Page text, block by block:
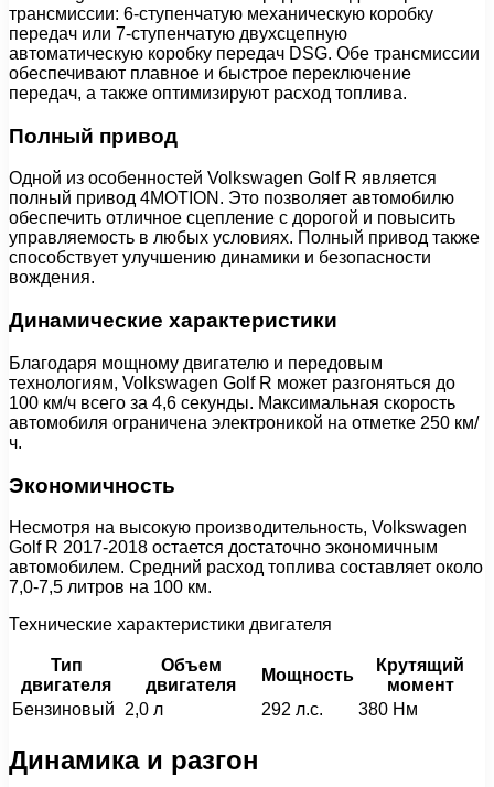
трансмиссии: 6-ступенчатую механическую коробку
передач или 7-ступенчатую двухсцепную
автоматическую коробку передач DSG. Обе трансмиссии
обеспечивают плавное и быстрое переключение
передач, а также оптимизируют расход топлива.
Полный привод
Одной из особенностей Volkswagen Golf R является
полный привод 4MOTION. Это позволяет автомобилю
обеспечить отличное сцепление с дорогой и повысить
управляемость в любых условиях. Полный привод также
способствует улучшению динамики и безопасности
вождения.
Динамические характеристики
Благодаря мощному двигателю и передовым
технологиям, Volkswagen Golf R может разгоняться до
100 км/ч всего за 4,6 секунды. Максимальная скорость
автомобиля ограничена электроникой на отметке 250 км/
ч.
Экономичность
Несмотря на высокую производительность, Volkswagen
Golf R 2017-2018 остается достаточно экономичным
автомобилем. Средний расход топлива составляет около
7,0-7,5 литров на 100 км.
Технические характеристики двигателя
Тип
двигателя
Объем
двигателя
Мощность
Крутящий
момент
Бензиновый
2,0 л 292 л.с. 380 Нм
Динамика и разгон